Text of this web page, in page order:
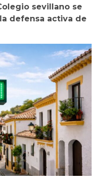
sevillano se
defensa activa de